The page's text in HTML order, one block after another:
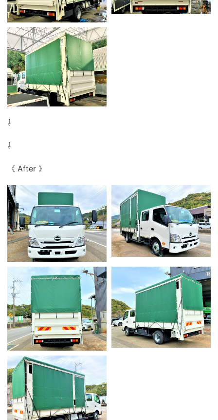
⇩
⇩
《 After 》